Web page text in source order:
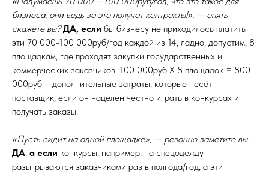
бизнеса, они ведь за это получат контракты!», — опять
скажете вы?ДА, если бы бизнесу не приходилось платить
эти 70 000-100 000руб/год каждой из 14, ладно, допустим, 8
площадкам, где проходят закупки государственных и
коммерческих заказчиков. 100 000руб Х 8 площадок = 800
000руб – дополнительные затраты, которые несёт
поставщик, если он нацелен честно играть в конкурсах и
получать заказы.
«Пусть сидит на одной площадке», — резонно заметите вы.
ДА, а если конкурсы, например, на спецодежду
разыгрываются заказчиками раз в полгода/год, а эти